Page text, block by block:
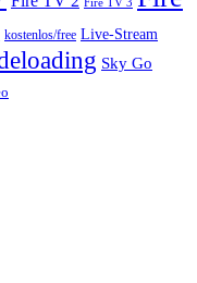
kostenlos/free Live-Stream
Sky Go